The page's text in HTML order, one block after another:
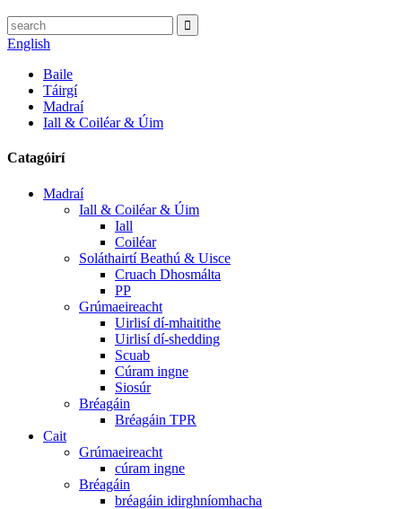
English
Baile
Táirgí
Madraí
Iall & Coiléar & Úim
Catagóirí
Madraí
Iall & Coiléar & Úim
Iall
Coiléar
Soláthairtí Beathú & Uisce
Cruach Dhosmálta
PP
Grúmaeireacht
Uirlisí dí-mhaitithe
Uirlisí dí-shedding
Scuab
Cúram ingne
Siosúr
Bréagáin
Bréagáin TPR
Cait
Grúmaeireacht
cúram ingne
Bréagáin
bréagáin idirghníomhacha